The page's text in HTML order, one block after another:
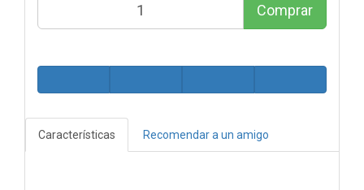
Comprar
Características Recomendar a un amigo